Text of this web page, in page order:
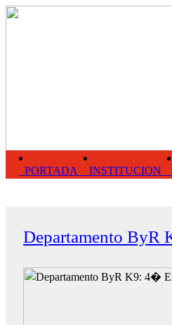
PORTADA INSTITUCION
Departamento